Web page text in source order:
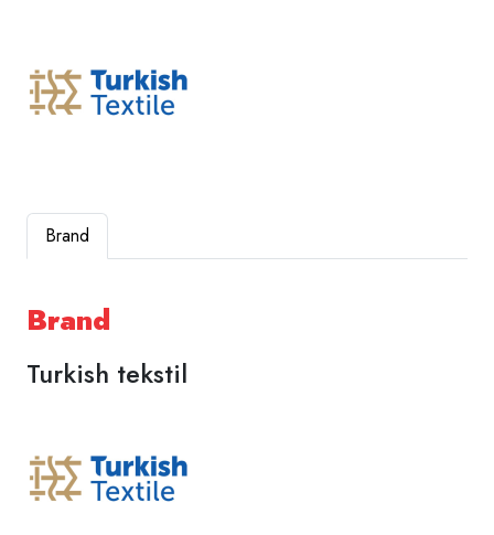
Brand
Brand
Turkish tekstil